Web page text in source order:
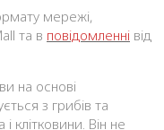
мережі,
та в повідомленні від
на основі
з грибів та
клітковини. Він не